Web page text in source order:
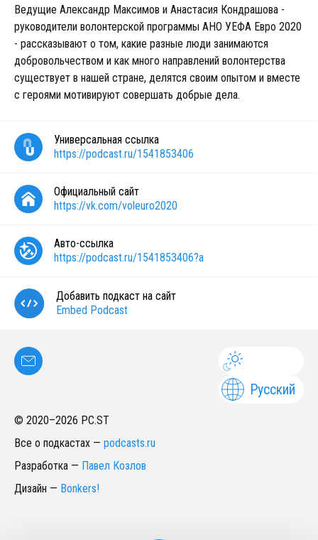
Ведущие Александр Максимов и Анастасия Кондрашова -
руководители волонтерской программы АНО УЕФА Евро 2020
- рассказывают о том, какие разные люди занимаются
добровольчеством и как много направлений волонтерства
существует в нашей стране, делятся своим опытом и вместе
с героями мотивируют совершать добрые дела.
Универсальная ссылка
https://podcast.ru/1541853406
Официальный сайт
https://vk.com/voleuro2020
Авто-ссылка
https://podcast.ru/1541853406?a
Добавить подкаст на сайт
Embed Podcast
Русский
© 2020–2026 PC.ST
Все о подкастах — podcasts.ru
Разработка — Павел Козлов
Дизайн — Bonkers!